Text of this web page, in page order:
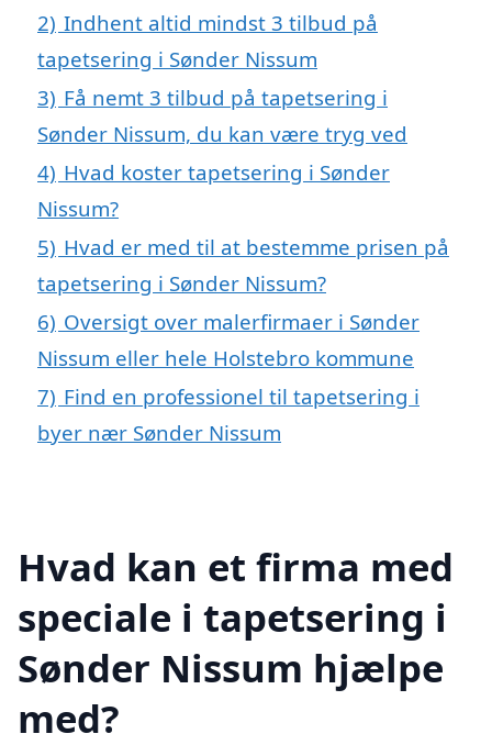
2) Indhent altid mindst 3 tilbud på
tapetsering i Sønder Nissum
3) Få nemt 3 tilbud på tapetsering i
Sønder Nissum, du kan være tryg ved
4) Hvad koster tapetsering i Sønder
Nissum?
5) Hvad er med til at bestemme prisen på
tapetsering i Sønder Nissum?
6) Oversigt over malerfirmaer i Sønder
Nissum eller hele Holstebro kommune
7) Find en professionel til tapetsering i
byer nær Sønder Nissum
Hvad kan et firma med
speciale i tapetsering i
Sønder Nissum hjælpe
med?